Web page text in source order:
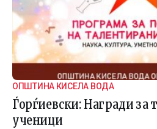
ОПШТИНА КИСЕЛА ВОДА
Ѓорѓиевски: Награди за
ученици